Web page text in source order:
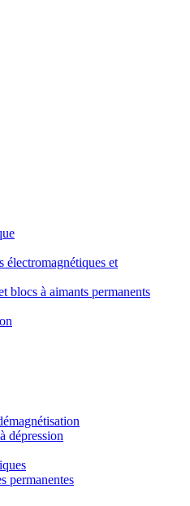
électromagnétiques et
blocs à aimants permanents
dépression
permanentes